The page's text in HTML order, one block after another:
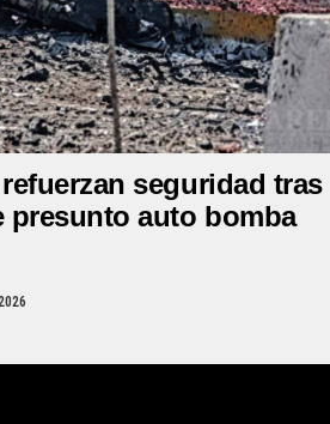
seguridad tras
presunto auto bomba